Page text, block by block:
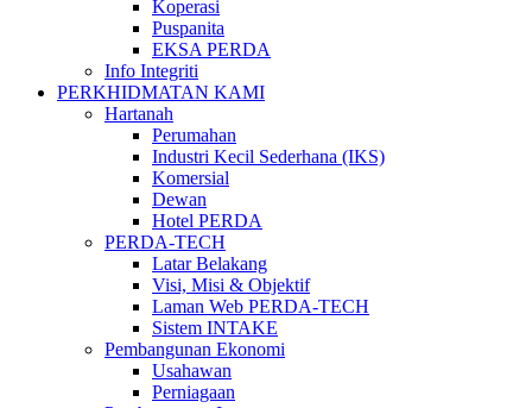
Koperasi
Puspanita
EKSA PERDA
Info Integriti
PERKHIDMATAN KAMI
Hartanah
Perumahan
Industri Kecil Sederhana (IKS)
Komersial
Dewan
Hotel PERDA
PERDA-TECH
Latar Belakang
Visi, Misi & Objektif
Laman Web PERDA-TECH
Sistem INTAKE
Pembangunan Ekonomi
Usahawan
Perniagaan